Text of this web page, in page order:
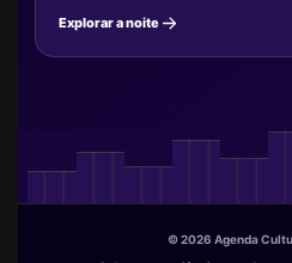
Explorar a noite
© 2026 Agenda